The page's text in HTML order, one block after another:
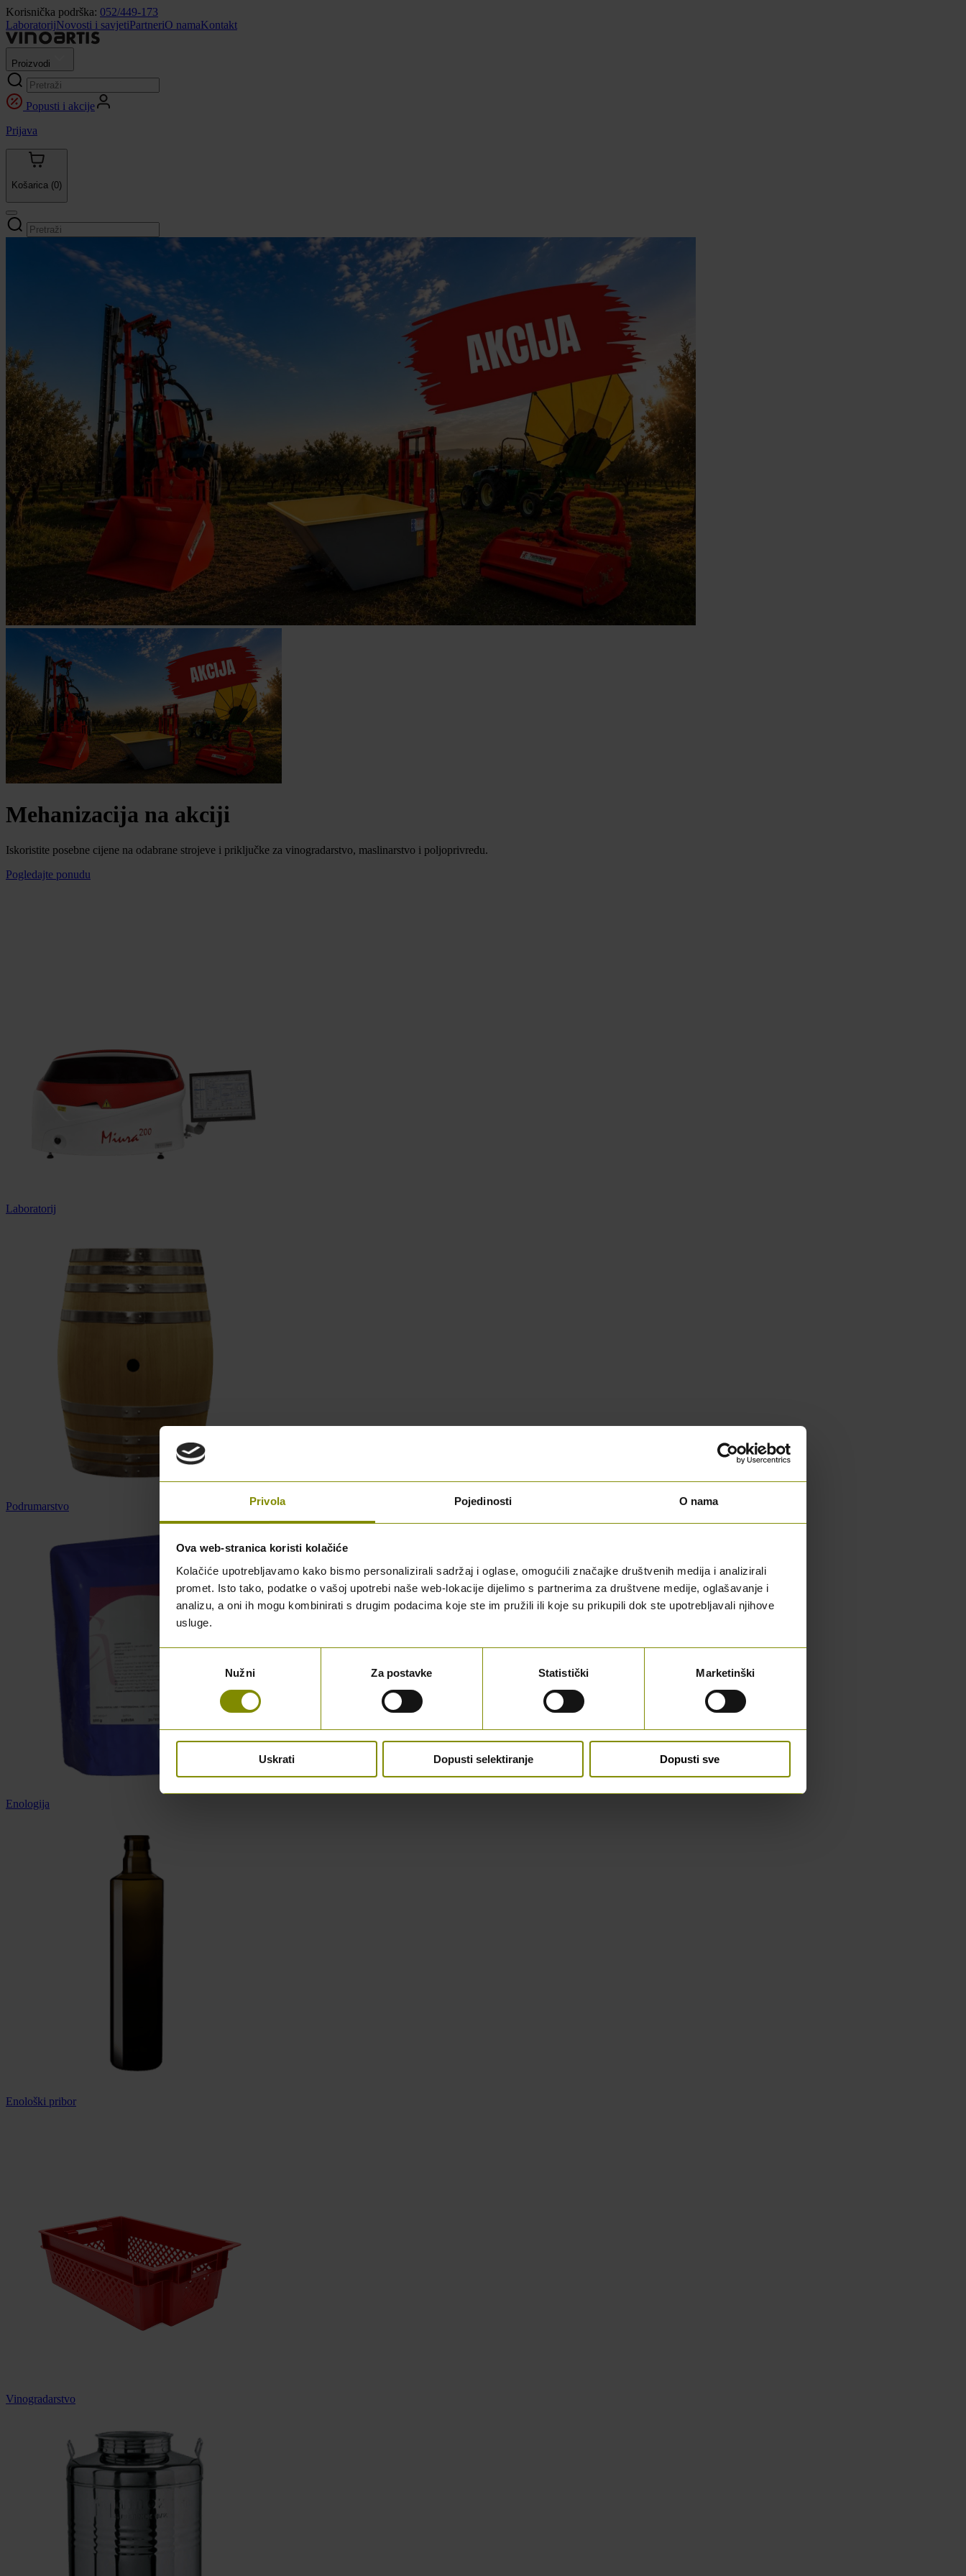
Privola Pojedinosti O nama
Ova web-stranica koristi kolačiće
Kolačiće upotrebljavamo kako bismo personalizirali sadržaj i oglase, omogućili značajke društvenih medija i analizirali
promet. Isto tako, podatke o vašoj upotrebi naše web-lokacije dijelimo s partnerima za društvene medije, oglašavanje i
analizu, a oni ih mogu kombinirati s drugim podacima koje ste im pružili ili koje su prikupili dok ste upotrebljavali njihove
usluge.
Nužni Za postavke Statistički Marketinški
Uskrati Dopusti selektiranje Dopusti sve
Korisnička podrška: 052/449-173
LaboratorijNovosti i savjetiPartneriO namaKontakt
Proizvodi
Popusti i akcije
Prijava
Košarica (0)
Mehanizacija na akciji
Iskoristite posebne cijene na odabrane strojeve i priključke za vinogradarstvo, maslinarstvo i poljoprivredu.
Pogledajte ponudu
Laboratorij
Podrumarstvo
Enologija
Enološki pribor
Vinogradarstvo